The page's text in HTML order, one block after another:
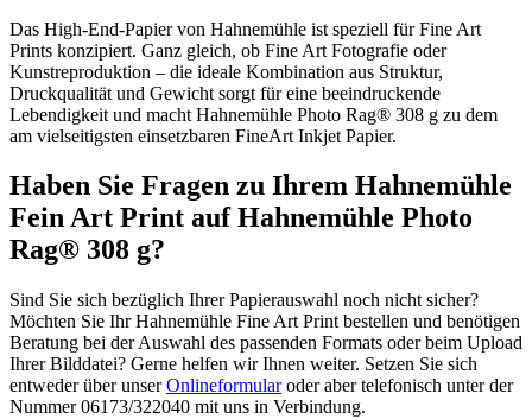
Das High-End-Papier von Hahnemühle ist speziell für Fine Art
Prints konzipiert. Ganz gleich, ob Fine Art Fotografie oder
Kunstreproduktion – die ideale Kombination aus Struktur,
Druckqualität und Gewicht sorgt für eine beeindruckende
Lebendigkeit und macht Hahnemühle Photo Rag® 308 g zu dem
am vielseitigsten einsetzbaren FineArt Inkjet Papier.
Haben Sie Fragen zu Ihrem Hahnemühle
Fein Art Print auf Hahnemühle Photo
Rag® 308 g?
Sind Sie sich bezüglich Ihrer Papierauswahl noch nicht sicher?
Möchten Sie Ihr Hahnemühle Fine Art Print bestellen und benötigen
Beratung bei der Auswahl des passenden Formats oder beim Upload
Ihrer Bilddatei? Gerne helfen wir Ihnen weiter. Setzen Sie sich
entweder über unserOnlineformularoder aber telefonisch unter der
Nummer 06173/322040 mit uns in Verbindung.